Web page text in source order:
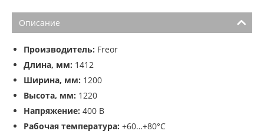
Описание
Производитель: Freor
Длина, мм: 1412
Ширина, мм: 1200
Высота, мм: 1220
Напряжение: 400 В
Рабочая температура: +60…+80°С